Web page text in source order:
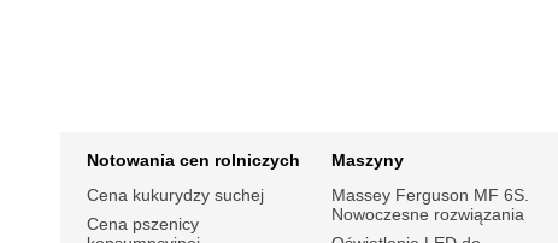
Notowania cen rolniczych
Cena kukurydzy suchej
Cena pszenicy
Maszyny
Massey Ferguson MF 6S.
Nowoczesne rozwiązania